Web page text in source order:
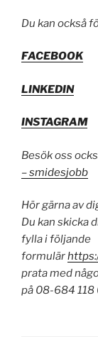
Du kan också
FACEBOOK
LINKEDIN
INSTAGRAM
Besök oss
– smidesjobb
Hör gärna av
Du kan skicka
fylla i följande
formulär
prata med
på 08-684 118